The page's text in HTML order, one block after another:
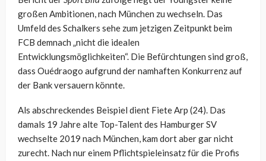
großen Ambitionen, nach München zu wechseln. Das
Umfeld des Schalkers sehe zum jetzigen Zeitpunkt beim
FCB demnach „nicht die idealen
Entwicklungsmöglichkeiten“. Die Befürchtungen sind groß,
dass Ouédraogo aufgrund der namhaften Konkurrenz auf
der Bank versauern könnte.
Als abschreckendes Beispiel dient Fiete Arp (24). Das
damals 19 Jahre alte Top-Talent des Hamburger SV
wechselte 2019 nach München, kam dort aber gar nicht
zurecht. Nach nur einem Pflichtspieleinsatz für die Profis